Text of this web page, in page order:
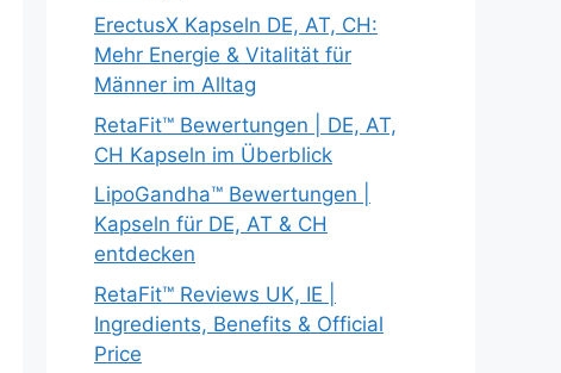
ErectusX Kapseln DE, AT, CH:
Mehr Energie & Vitalität für
Männer im Alltag
RetaFit™ Bewertungen | DE, AT,
CH Kapseln im Überblick
LipoGandha™ Bewertungen |
Kapseln für DE, AT & CH
entdecken
RetaFit™ Reviews UK, IE |
Ingredients, Benefits & Official
Price